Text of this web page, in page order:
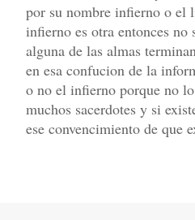
por su nombre infierno o el
infierno es otra entonces
alguna de las almas
en esa confucion de la
o no el infierno porque no
muchos sacerdotes y si
ese convencimiento de que